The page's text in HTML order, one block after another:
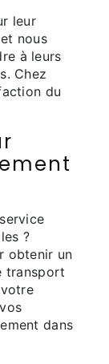
leur
nous
à leurs
Chez
du
?
obtenir un
transport
dans